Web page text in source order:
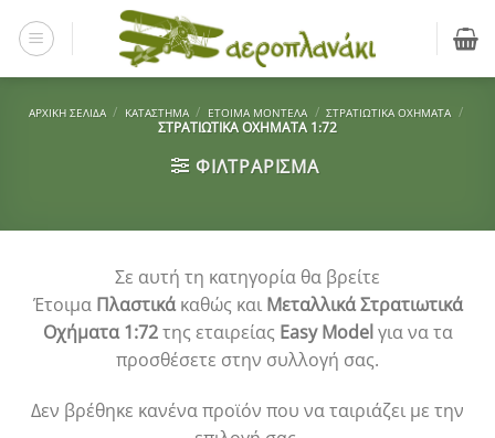
στο
ΑΡΧΙΚΉ ΣΕΛΊΔΑ / ΚΑΤΆΣΤΗΜΑ / ΈΤΟΙΜΑ ΜΟΝΤΈΛΑ / ΣΤΡΑΤΙΩΤΙΚΆ ΟΧΉΜΑΤΑ /
ΣΤΡΑΤΙΩΤΙΚΆ ΟΧΉΜΑΤΑ 1:72
ΦΙΛΤΡΆΡΙΣΜΑ
Σε αυτή τη κατηγορία θα βρείτε
Έτοιμα Πλαστικάκαθώς καιΜεταλλικά Στρατιωτικά
Οχήματα 1:72της εταιρείας Easy Model για να τα
προσθέσετε στην συλλογή σας.
Δεν βρέθηκε κανένα προϊόν που να ταιριάζει με την